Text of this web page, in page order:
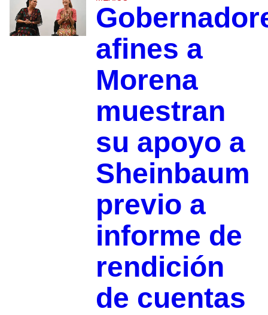
afines a
Morena
muestran
su apoyo a
Sheinbaum
previo a
informe de
rendición
de cuentas